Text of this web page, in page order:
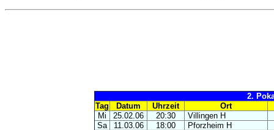
2.
Tag
Datum Uhrzeit
Ort
Mi
25.02.06 20:30
Villingen H
Sa
11.03.06 18:00
Pforzheim H